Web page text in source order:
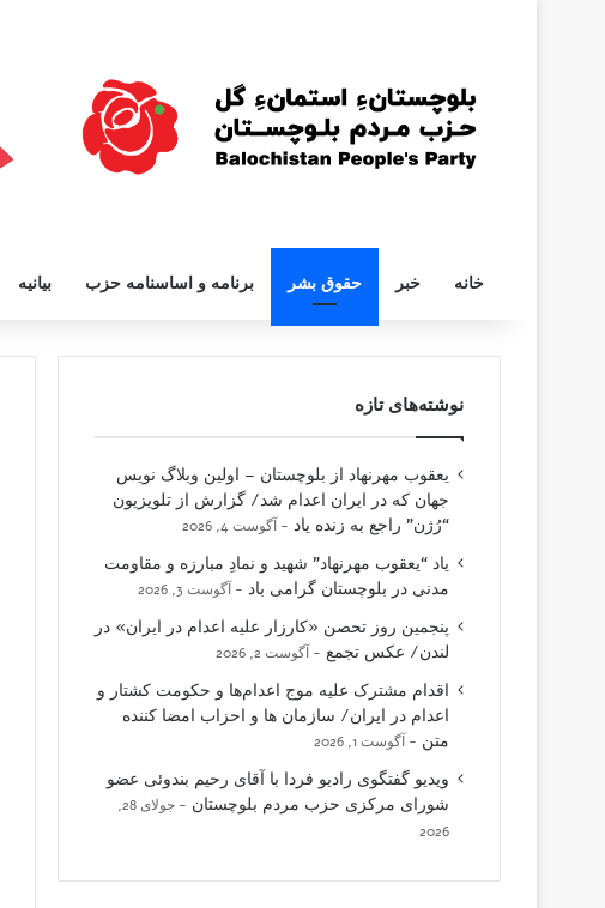
خانه خبر حقوق بشر برنامه و اساسنامه حزب بیانیه
نوشته‌های تازه
یعقوب مهرنهاد از بلوچستان – اولین وبلاگ نویس
جهان که در ایران اعدام شد/ گزارش از تلویزیون
“رُژن” راجع به زنده یاد
آگوست 4, 2026
یاد “یعقوب مهرنهاد” شهید و نمادِ مبارزه و مقاومت
مدنی در بلوچستان گرامی باد
آگوست 3, 2026
پنجمین روز تحصن «کارزار علیه اعدام در ایران» در
لندن/ عکس تجمع
آگوست 2, 2026
اقدام مشترک علیه موج اعدام‌ها و حکومت کشتار و
اعدام در ایران/ سازمان ها و احزاب امضا کننده
متن
آگوست 1, 2026
ویدیو گفتگوی رادیو فردا با آقای رحیم بندوئی عضو
شورای مرکزی حزب مردم بلوچستان
جولای 28,
2026